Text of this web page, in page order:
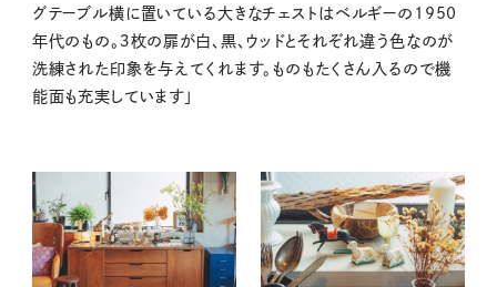
グテーブル横に置いている大きなチェストはベルギーの1950
年代のもの。３枚の扉が白、黒、ウッドとそれぞれ違う色なのが
洗練された印象を与えてくれます。ものもたくさん入るので機
能面も充実しています」